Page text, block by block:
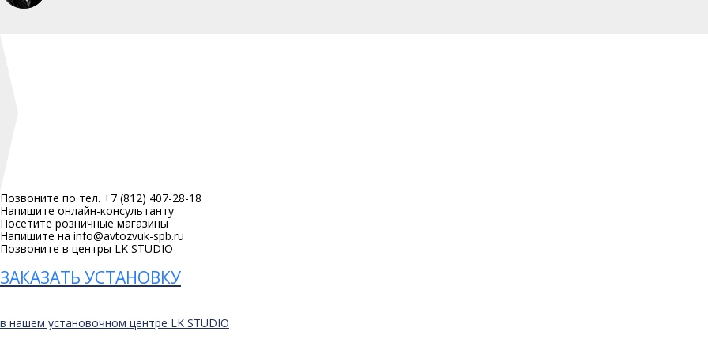
Позвоните по тел. +7 (812) 407-28-18
Напишите онлайн-консультанту
Посетите розничные магазины
Напишите на info@avtozvuk-spb.ru
Позвоните в центры LK STUDIO
ЗАКАЗАТЬ УСТАНОВКУ
в нашем установочном центре LK STUDIO